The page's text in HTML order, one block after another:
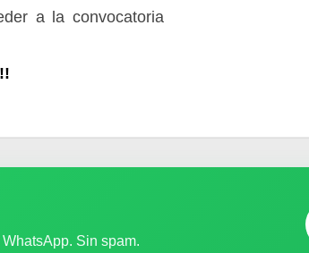
a la convocatoria
Sin spam.